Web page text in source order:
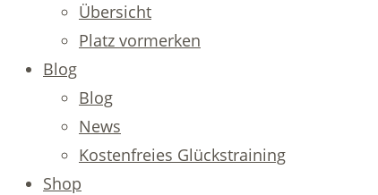
Übersicht
Platz vormerken
Blog
Blog
News
Kostenfreies Glückstraining
Shop